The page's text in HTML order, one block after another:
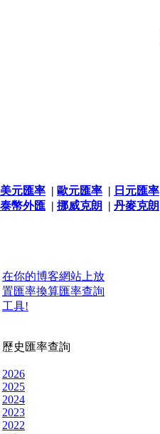
美元匯率 | 歐元匯率 | 日元匯率
泰幣外匯 | 挪威克朗 | 丹麥克朗
在你的博客網站上放
置匯率換算匯率查詢
工具!
歷史匯率查詢
2026
2025
2024
2023
2022